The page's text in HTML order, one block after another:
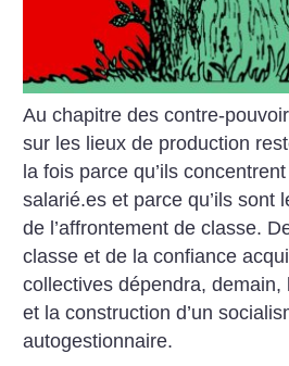
Au chapitre des contre-
sur les lieux de production
la fois parce qu’ils
salarié.es et parce qu’ils sont
de l’affrontement de classe.
classe et de la confiance
collectives dépendra, demain,
et la construction d’un
autogestionnaire.